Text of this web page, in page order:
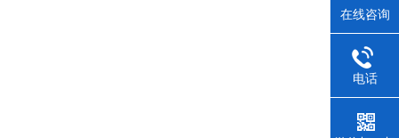
在线咨询
电话